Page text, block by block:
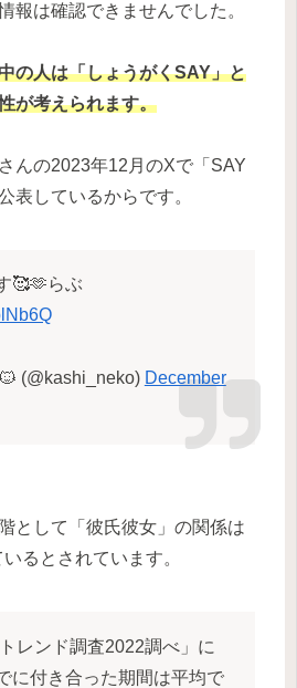
報は確認できませんでした。
の人は「しょうがくSAY」と
が考えられます。
んの2023年12月のXで「SAY
表しているからです。
🥰🫶らぶ
(@kashi_neko) December
として「彼氏彼女」の関係は
るとされています。
レンド調査2022調べ」に
に付き合った期間は平均で